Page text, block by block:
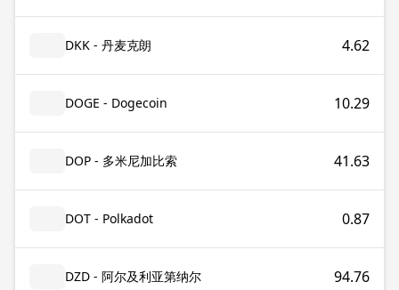
DKK - 丹麦克朗 4.62
DOGE - Dogecoin 10.29
DOP - 多米尼加比索 41.63
DOT - Polkadot 0.87
DZD - 阿尔及利亚第纳尔 94.76